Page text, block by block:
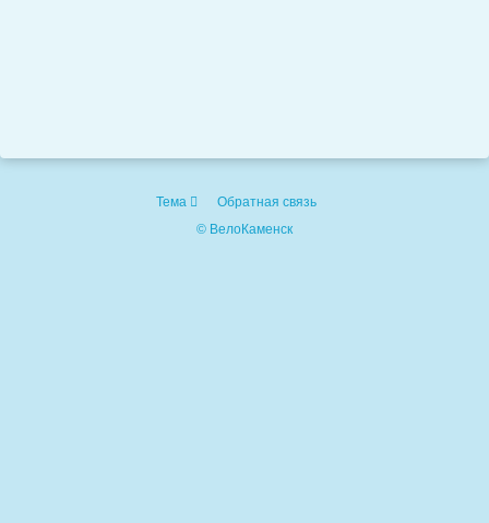
Тема
Обратная связь
© ВелоКаменск